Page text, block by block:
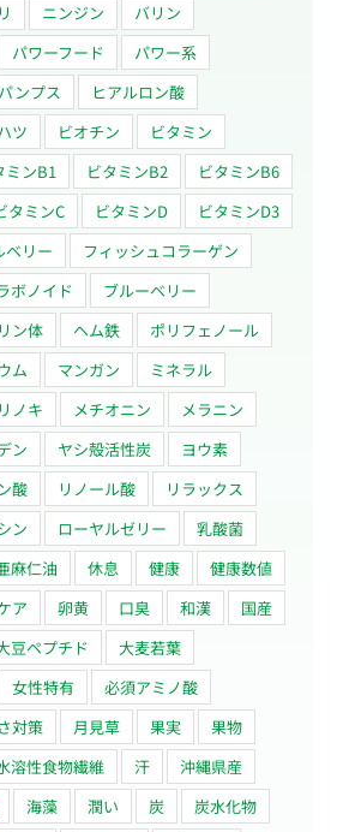
ニンジン
バリン
パワーフード
パワー系
パンプス
ヒアルロン酸
ツ ビオチン
ビタミン
ミンB1 ビタミンB2
ビタミンB6
タミンC ビタミンD
ビタミンD3
ベリー
フィッシュコラーゲン
ボノイド
ブルーベリー
ン体 ヘム鉄
ポリフェノール
ム マンガン
ミネラル
ノキ メチオニン
メラニン
ン ヤシ殻活性炭
ヨウ素
酸 リノール酸
リラックス
ン ローヤルゼリー
乳酸菌
麻仁油 休息 健康
健康数値
ア 卵黄 口臭 和漢
国産
豆ペプチド
大麦若葉
女性特有
必須アミノ酸
対策 月見草 果実
果物
溶性食物繊維 汗
沖縄県産
海藻 潤い 炭 炭水化物